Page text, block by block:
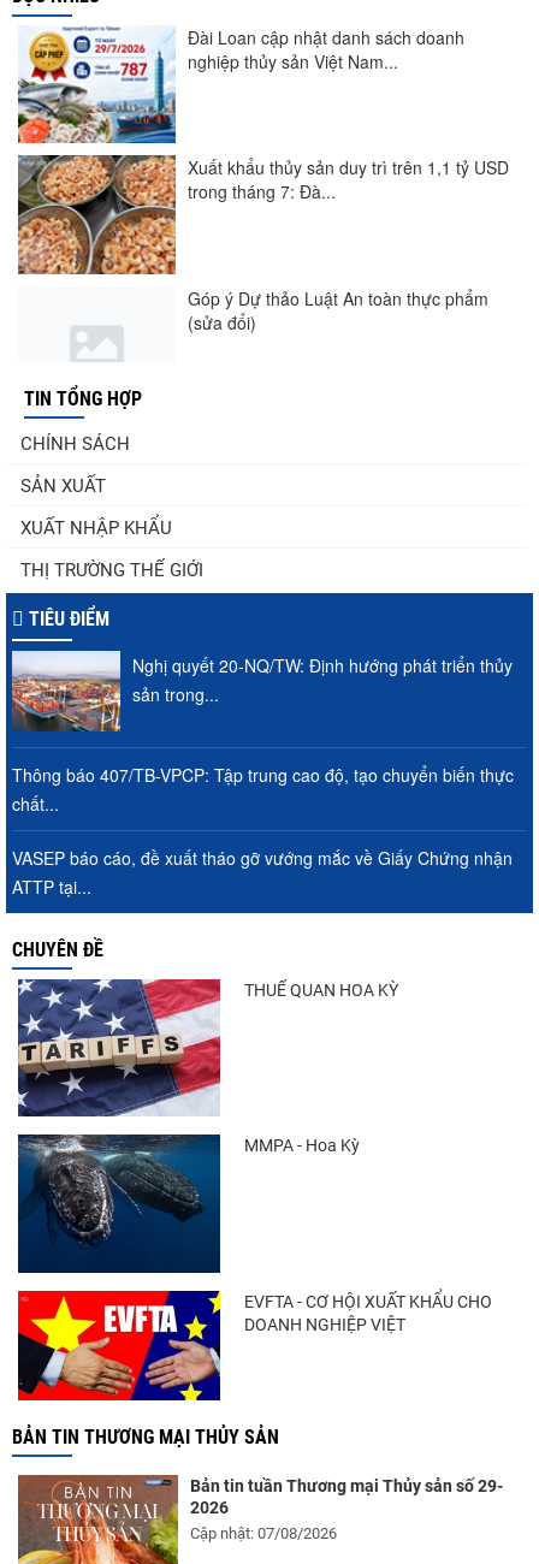
Đài Loan cập nhật danh sách doanh
nghiệp thủy sản Việt Nam...
Xuất khẩu thủy sản duy trì trên 1,1 tỷ USD
trong tháng 7: Đà...
Góp ý Dự thảo Luật An toàn thực phẩm
(sửa đổi)
Thuế Mục 301 và bài toán thích ứng của
tôm Việt tại thị...
Nguồn cung giảm, giá cá rô phi Trung
Quốc tiếp tục tăng
Xuất khẩu cá ngừ Việt Nam sang Canada
tăng nhẹ, áp lực mới...
Thông báo 407/TB-VPCP: Tập trung cao
TIN TỔNG HỢP
CHÍNH SÁCH
SẢN XUẤT
XUẤT NHẬP KHẨU
THỊ TRƯỜNG THẾ GIỚI
TIÊU ĐIỂM
Nghị quyết 20-NQ/TW: Định hướng phát triển thủy
sản trong...
Thông báo 407/TB-VPCP: Tập trung cao độ, tạo chuyển biến thực
chất...
VASEP báo cáo, đề xuất tháo gỡ vướng mắc về Giấy Chứng nhận
ATTP tại...
CHUYÊN ĐỀ
THUẾ QUAN HOA KỲ
MMPA - Hoa Kỳ
EVFTA - CƠ HỘI XUẤT KHẨU CHO
DOANH NGHIỆP VIỆT
BẢN TIN THƯƠNG MẠI THỦY SẢN
Bản tin tuần Thương mại Thủy sản số 29-
2026
Cập nhật: 07/08/2026